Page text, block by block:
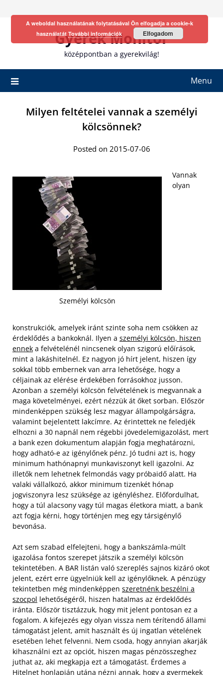
Gyerek Monitor
középpontban a gyerekvilág!
Menu
Milyen feltételei vannak a személyi
kölcsönnek?
Posted on 2015-07-06
Személyi kölcsön
Vannak
olyan
konstrukciók, amelyek iránt szinte soha nem csökken az
érdeklődés a bankoknál. Ilyen a személyi kölcsön, hiszen
ennek a felvételénél nincsenek olyan szigorú előírások,
mint a lakáshitelnél. Ez nagyon jó hírt jelent, hiszen így
sokkal több embernek van arra lehetősége, hogy a
céljainak az elérése érdekében forrásokhoz jusson.
Azonban a személyi kölcsön felvételének is megvannak a
maga követelményei, ezért nézzük át őket sorban. Először
mindenképpen szükség lesz magyar állampolgárságra,
valamint bejelentett lakcímre. Az érintettek ne feledjék
elhozni a 30 napnál nem régebbi jövedelemigazolást, mert
a bank ezen dokumentum alapján fogja meghatározni,
hogy adható-e az igénylőnek pénz. Jó tudni azt is, hogy
minimum hathónapnyi munkaviszonyt kell igazolni. Az
illetők nem lehetnek felmondás vagy próbaidő alatt. Ha
valaki vállalkozó, akkor minimum tizenkét hónap
jogviszonyra lesz szüksége az igényléshez. Előfordulhat,
hogy a túl alacsony vagy túl magas életkora miatt, a bank
azt fogja kérni, hogy történjen meg egy társigénylő
bevonása.
Azt sem szabad elfelejteni, hogy a bankszámla-múlt
igazolása fontos szerepet játszik a személyi kölcsön
tekintetében. A BAR listán való szereplés sajnos kizáró okot
jelent, ezért erre ügyelniük kell az igénylőknek. A pénzügy
tekintetben még mindenképpen szeretnénk beszélni a
szocpol lehetőségéről, hiszen hatalmas az érdeklődés
iránta. Először tisztázzuk, hogy mit jelent pontosan ez a
fogalom. A kifejezés egy olyan vissza nem térítendő állami
támogatást jelent, amit használt és új ingatlan vételének
esetében lehet felvenni. Nem csoda, hogy annyian akarják
kihasználni ezt az opciót, hiszen magas pénzösszeghez
juthat az, aki megkapja ezt a támogatást. Érdemes a
Hitelnet honlapján utána nézni annak, hogy a gyermekek
A weboldal használatának folytatásával Ön elfogadja a cookie-k
használatát További információk Elfogadom